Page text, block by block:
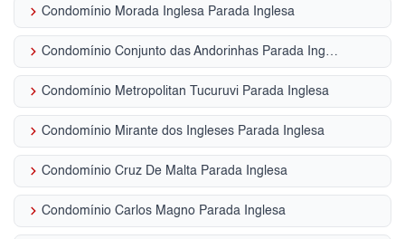
keyboard_arrow_right Condomínio Morada Inglesa Parada Inglesa
keyboard_arrow_right Condomínio Conjunto das Andorinhas Parada Inglesa
keyboard_arrow_right Condomínio Metropolitan Tucuruvi Parada Inglesa
keyboard_arrow_right Condomínio Mirante dos Ingleses Parada Inglesa
keyboard_arrow_right Condomínio Cruz De Malta Parada Inglesa
keyboard_arrow_right Condomínio Carlos Magno Parada Inglesa